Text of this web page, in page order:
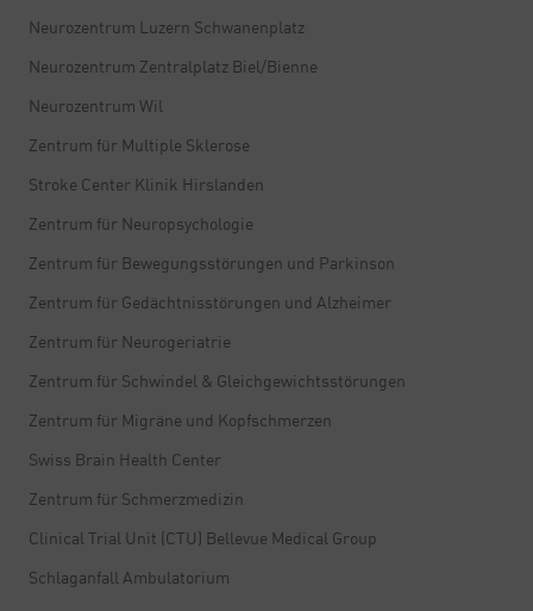
Neurozentrum Luzern Schwanenplatz
Neurozentrum Zentralplatz Biel/Bienne
Neurozentrum Wil
Zentrum für Multiple Sklerose
Stroke Center Klinik Hirslanden
Zentrum für Neuropsychologie
Zentrum für Bewegungsstörungen und Parkinson
Zentrum für Gedächtnisstörungen und Alzheimer
Zentrum für Neurogeriatrie
Zentrum für Schwindel & Gleichgewichtsstörungen
Zentrum für Migräne und Kopfschmerzen
Swiss Brain Health Center
Zentrum für Schmerzmedizin
Clinical Trial Unit (CTU) Bellevue Medical Group
Schlaganfall Ambulatorium